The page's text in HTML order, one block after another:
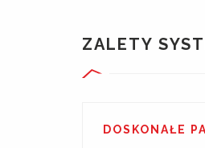
ZALETY
DOSKONAŁE